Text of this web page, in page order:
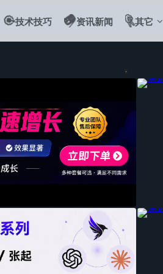
技术技巧 📻资讯新闻 ✌️其它